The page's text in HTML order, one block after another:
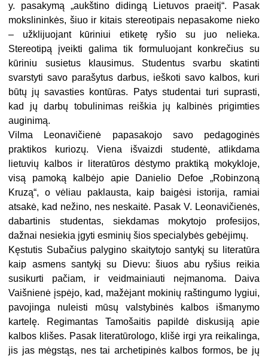
y. pasakymą „aukštino didingą Lietuvos praeitį“. Pasak
mokslininkės, šiuo ir kitais stereotipais nepasakome nieko
– užklijuojant kūriniui etiketę ryšio su juo nelieka.
Stereotipą įveikti galima tik formuluojant konkrečius su
kūriniu susietus klausimus. Studentus svarbu skatinti
svarstyti savo parašytus darbus, ieškoti savo kalbos, kuri
būtų jų savasties kontūras. Patys studentai turi suprasti,
kad jų darbų tobulinimas reiškia jų kalbinės prigimties
auginimą.
Vilma Leonavičienė papasakojo savo pedagoginės
praktikos kuriozų. Viena išvaizdi studentė, atlikdama
lietuvių kalbos ir literatūros dėstymo praktiką mokykloje,
visą pamoką kalbėjo apie Danielio Defoe „Robinzoną
Kruzą“, o vėliau paklausta, kaip baigėsi istorija, ramiai
atsakė, kad nežino, nes neskaitė. Pasak V. Leonavičienės,
dabartinis studentas, siekdamas mokytojo profesijos,
dažnai nesiekia įgyti esminių šios specialybės gebėjimų.
Kęstutis Subačius palygino skaitytojo santykį su literatūra
kaip asmens santykį su Dievu: šiuos abu ryšius reikia
susikurti pačiam, ir veidmainiauti neįmanoma. Daiva
Vaišnienė įspėjo, kad, mažėjant mokinių raštingumo lygiui,
pavojinga nuleisti mūsų valstybinės kalbos išmanymo
kartelę. Regimantas Tamošaitis papildė diskusiją apie
kalbos klišes. Pasak literatūrologo, klišė irgi yra reikalinga,
jis jas mėgstąs, nes tai archetipinės kalbos formos, be jų